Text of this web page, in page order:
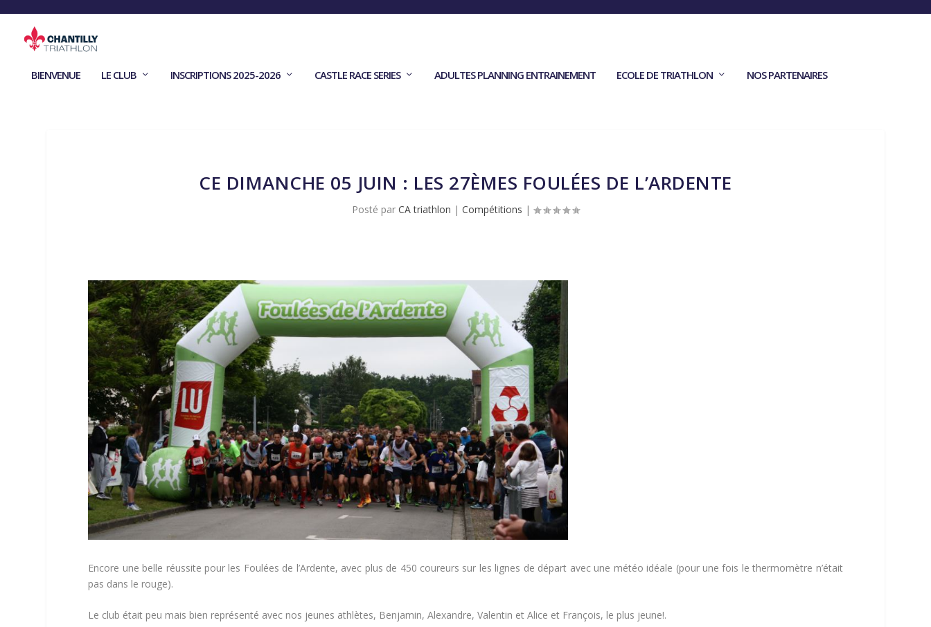
BIENVENUE LE CLUB INSCRIPTIONS 2025-2026 CASTLE RACE SERIES ADULTES PLANNING ENTRAINEMENT ECOLE DE TRIATHLON NOS PARTENAIRES
CE DIMANCHE 05 JUIN : LES 27ÈMES FOULÉES DE L’ARDENTE
Posté par CA triathlon | Compétitions |
Encore une belle réussite pour les Foulées de l’Ardente, avec plus de 450 coureurs sur les lignes de départ avec une météo idéale (pour une fois le thermomètre n’était
pas dans le rouge).
Le club était peu mais bien représenté avec nos jeunes athlètes, Benjamin, Alexandre, Valentin et Alice et François, le plus jeune!.